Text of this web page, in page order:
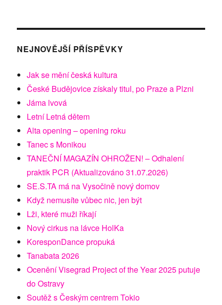
NEJNOVĚJŠÍ PŘÍSPĚVKY
Jak se mění česká kultura
České Budějovice získaly titul, po Praze a Plzni
Jáma lvová
Letní Letná dětem
Alta opening – opening roku
Tanec s Monikou
TANEČNÍ MAGAZÍN OHROŽEN! – Odhalení
praktik PCR (Aktualizováno 31.07.2026)
SE.S.TA má na Vysočině nový domov
Když nemusíte vůbec nic, jen být
Lži, které muži říkají
Nový cirkus na lávce HolKa
KoresponDance propuká
Tanabata 2026
Ocenění Visegrad Project of the Year 2025 putuje
do Ostravy
Soutěž s Českým centrem Tokio